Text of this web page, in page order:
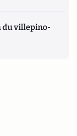
du villepino-